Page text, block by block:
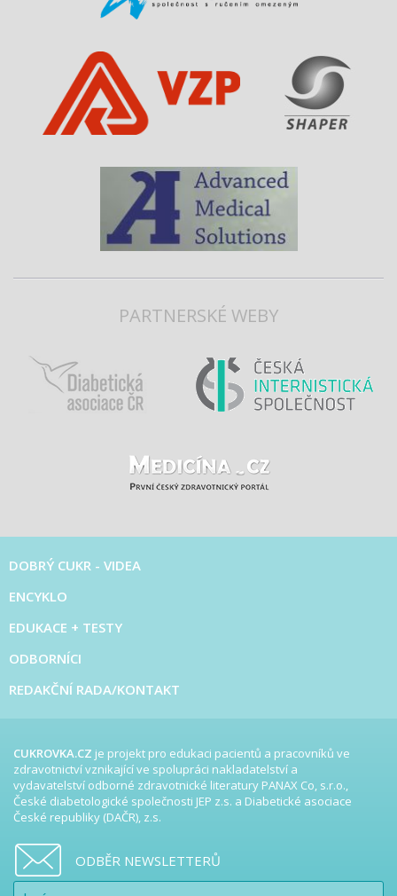
PARTNERSKÉ WEBY
DOBRÝ CUKR - VIDEA
ENCYKLO
EDUKACE + TESTY
ODBORNÍCI
REDAKČNÍ RADA/KONTAKT
CUKROVKA.CZ je projekt pro edukaci pacientů a pracovníků ve
zdravotnictví vznikající ve spolupráci nakladatelství a
vydavatelství odborné zdravotnické literatury PANAX Co, s.r.o.,
České diabetologické společnosti JEP z.s. a Diabetické asociace
České republiky (DAČR), z.s.
ODBĚR NEWSLETTERŮ